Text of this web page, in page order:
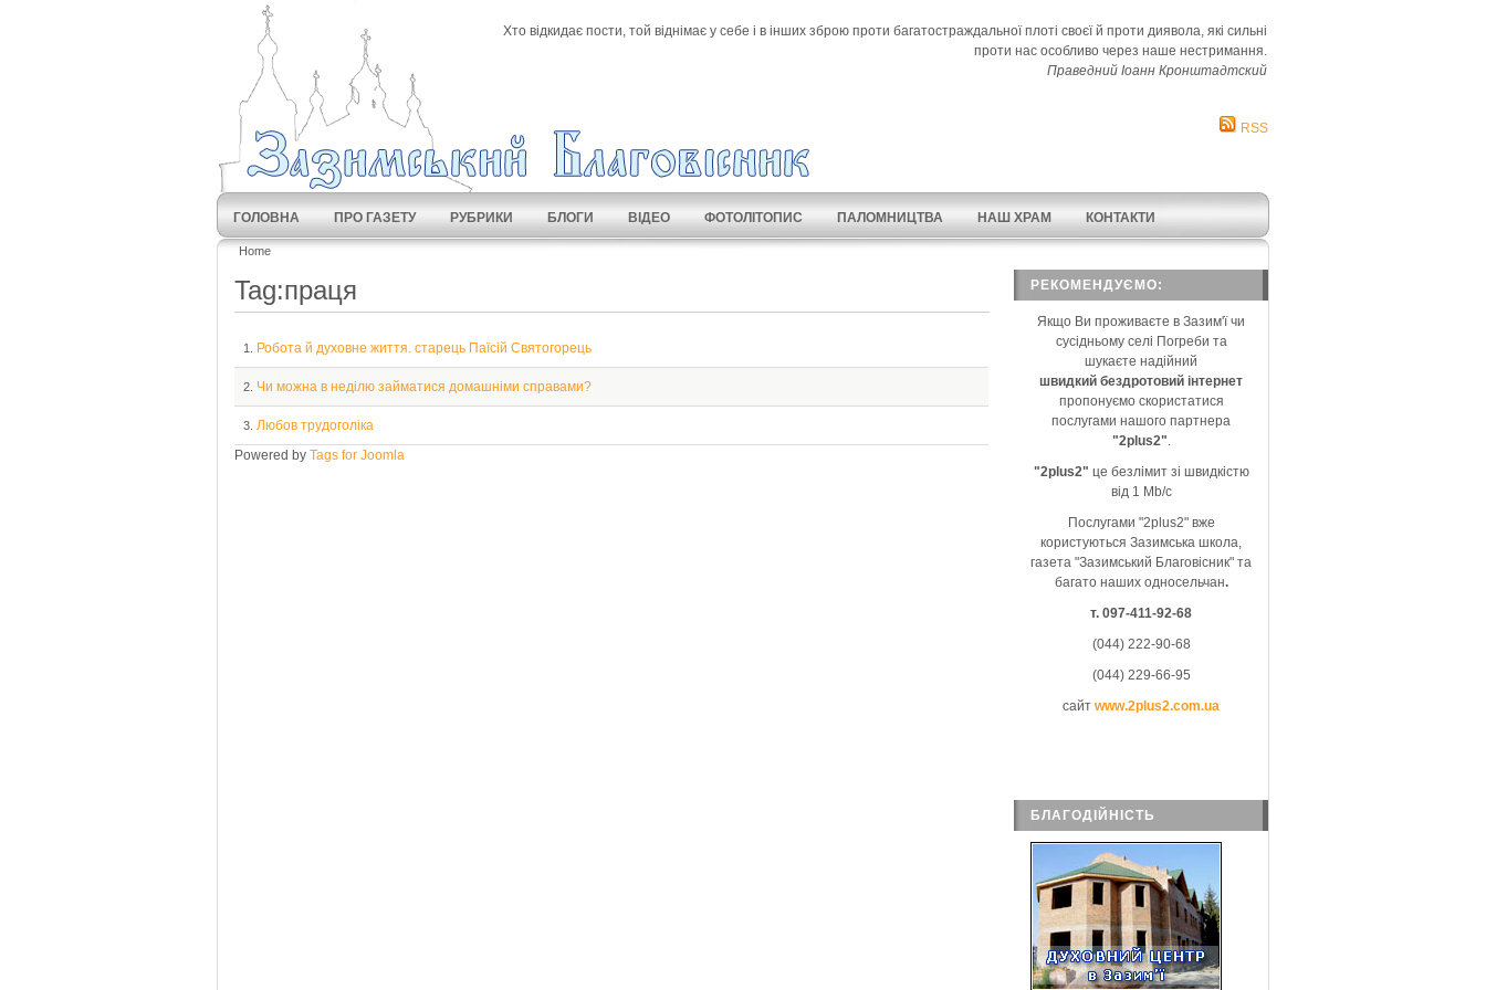
Хто відкидає пости, той віднімає у себе і в інших зброю проти багатостраждальної плоті своєї й проти диявола, які сильні
проти нас особливо через наше нестримання.
Праведний Іоанн Кронштадтский
RSS
ГОЛОВНА ПРО ГАЗЕТУ РУБРИКИ БЛОГИ ВІДЕО ФОТОЛІТОПИС ПАЛОМНИЦТВА НАШ ХРАМ КОНТАКТИ
Home
Tag:праця
1. Робота й духовне життя. старець Паїсій Святогорець
2. Чи можна в неділю займатися домашніми справами?
3. Любов трудоголіка
Powered by Tags for Joomla
РЕКОМЕНДУЄМО:
Якщо Ви проживаєте в Зазим'ї чи
сусідньому селі Погреби та
шукаєте надійний
швидкий бездротовий інтернет
пропонуємо скористатися
послугами нашого партнера
"2plus2".
"2plus2" це безлімит зі швидкістю
від 1 Mb/c
Послугами "2plus2" вже
користуються Зазимська школа,
газета "Зазимський Благовісник" та
багато наших односельчан.
т. 097-411-92-68
(044) 222-90-68
(044) 229-66-95
сайт www.2plus2.com.ua
БЛАГОДІЙНІСТЬ